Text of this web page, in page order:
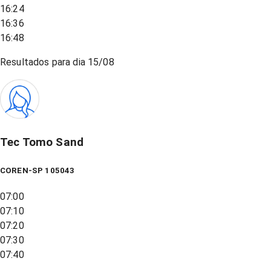
16:24
16:36
16:48
Resultados para dia 15/08
Tec Tomo Sand
COREN-SP 105043
07:00
07:10
07:20
07:30
07:40